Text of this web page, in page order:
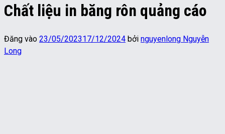
Chất liệu in băng rôn quảng cáo
Đăng vào 23/05/202317/12/2024 bởi nguyenlong Nguyễn
Long